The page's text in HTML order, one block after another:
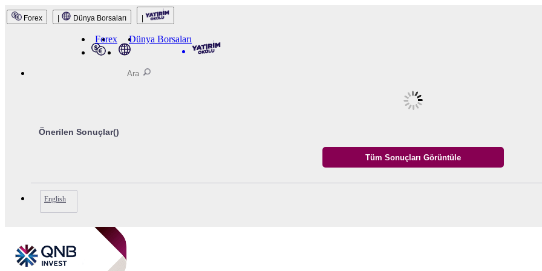
Forex Dünya Borsaları
Forex Dünya Borsaları
Önerilen Sonuçlar()
English